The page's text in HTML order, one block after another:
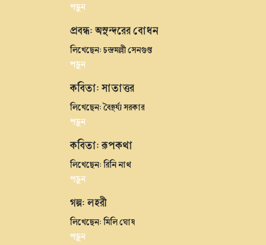
পড়ুন
প্রবন্ধ: অসুন্দরের বোধন
লিখেছেন: চন্দ্রমল্লী সেনগুপ্ত
পড়ুন
কবিতা: সাতাত্তর
লিখেছেন: বৈদূর্য্য সরকার
পড়ুন
কবিতা: রূপকথা
লিখেছেন: রিনি নাথ
পড়ুন
গল্প: লহরী
লিখেছেন: মিলি ঘোষ
পড়ুন